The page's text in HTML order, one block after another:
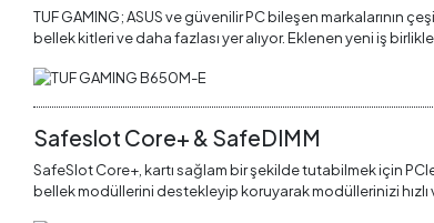
TUF GAMING; ASUS ve güvenilir PC bileşen markalarının
bellek kitleri ve daha fazlası yer alıyor. Eklenen yeni iş
Safeslot Core+ & SafeDIMM
SafeSlot Core+, kartı sağlam bir şekilde tutabilmek için
bellek modüllerini destekleyip koruyarak modüllerinizi